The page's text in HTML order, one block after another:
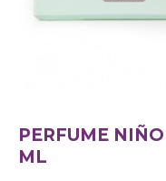
PERFUME
ML